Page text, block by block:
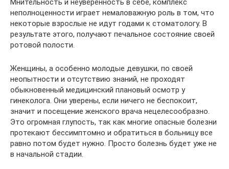
Мнительность и неуверенность в себе, комплекс
неполноценности играет немаловажную роль в том, что
некоторые взрослые не идут годами к стоматологу. В
результате этого, получают печальное состояние своей
ротовой полости.
Женщины, а особенно молодые девушки, по своей
неопытности и отсутствию знаний, не проходят
обыкновенный медицинский плановый осмотр у
гинеколога. Они уверены, если ничего не беспокоит,
значит и посещение женского врача нецелесообразно.
Это огромная глупость, так как многие опасные болезни
протекают бессимптомно и обратиться в больницу все
равно потом будет нужно. Просто болезнь будет уже не
в начальной стадии.